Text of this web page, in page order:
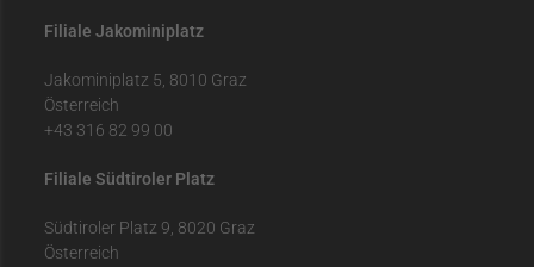
Filiale Jakominiplatz
Jakominiplatz 5, 8010 Graz
Österreich
+43 316 82 99 00
Filiale Südtiroler Platz
Südtiroler Platz 9, 8020 Graz
Österreich